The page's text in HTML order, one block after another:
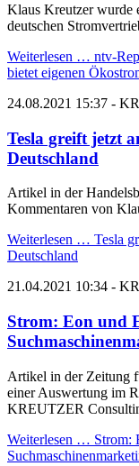
Klaus Kreutzer wurde
deutschen
Weiterlesen … ntv-
bietet eigenen
24.08.2021 15:37 -
Tesla greift jetzt
Deutschland
Artikel in der
Kommentaren von
Weiterlesen … Tesla
Deutschland
21.04.2021 10:34 -
Strom: Eon und
Artikel in der Zeitung
einer Auswertung im
KREUTZER
Weiterlesen … Strom: